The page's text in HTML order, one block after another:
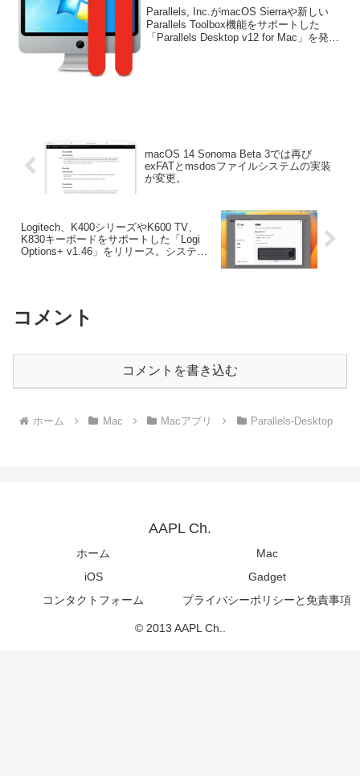
for Mac」を発表。
Parallels, Inc.がmacOS Sierraや新しい
Parallels Toolbox機能をサポートした
「Parallels Desktop v12 for Mac」を発表
macOS 14 Sonoma Beta 3では再び
exFATとmsdosファイルシステムの実装
が変更。
Logitech、K400シリーズやK600 TV、
K830キーボードをサポートした「Logi
Options+ v1.46」をリリース。システム
コメント
コメントを書き込む
ホーム Mac Macアプリ Parallels-Desktop
AAPL Ch.
ホーム
Mac
iOS
Gadget
コンタクトフォーム
プライバシーポリシーと免責事項
© 2013 AAPL Ch..